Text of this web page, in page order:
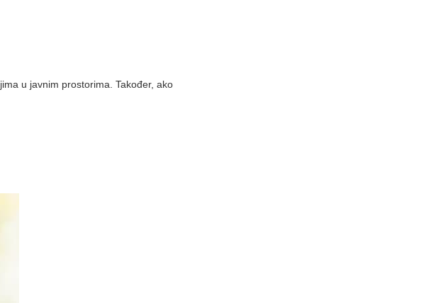
u javnim prostorima. Također, ako